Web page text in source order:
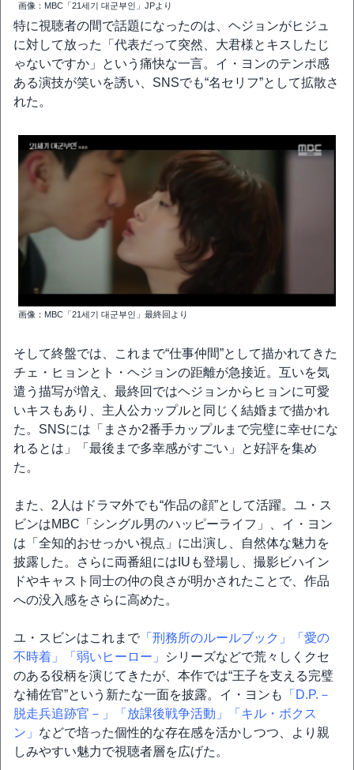
画像：MBC「21세기 대군부인」JPより
特に視聴者の間で話題になったのは、ヘジョンがヒジュ
に対して放った「代表だって突然、大君様とキスしたじ
ゃないですか」という痛快な一言。イ・ヨンのテンポ感
ある演技が笑いを誘い、SNSでも“名セリフ”として拡散さ
れた。
画像：MBC「21세기 대군부인」最終回より
そして終盤では、これまで“仕事仲間”として描かれてきた
チェ・ヒョンとト・ヘジョンの距離が急接近。互いを気
遣う描写が増え、最終回ではヘジョンからヒョンに可愛
いキスもあり、主人公カップルと同じく結婚まで描かれ
た。SNSには「まさか2番手カップルまで完璧に幸せにな
れるとは」「最後まで多幸感がすごい」と好評を集め
た。
また、2人はドラマ外でも“作品の顔”として活躍。ユ・ス
ビンはMBC「シングル男のハッピーライフ」、イ・ヨン
は「全知的おせっかい視点」に出演し、自然体な魅力を
披露した。さらに両番組にはIUも登場し、撮影ビハイン
ドやキャスト同士の仲の良さが明かされたことで、作品
への没入感をさらに高めた。
ユ・スビンはこれまで 「刑務所のルールブック」
「愛の
不時着」
「弱いヒーロー」
シリーズなどで荒々しくクセ
のある役柄を演じてきたが、本作では“王子を支える完璧
な補佐官”という新たな一面を披露。イ・ヨンも
「D.P.－
脱走兵追跡官－」
「放課後戦争活動」
「キル・ボクス
ン」 などで培った個性的な存在感を活かしつつ、より親
しみやすい魅力で視聴者層を広げた。